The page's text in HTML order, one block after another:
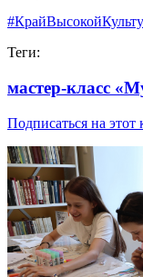
Теги:
мастер-класс
Подписаться на этот